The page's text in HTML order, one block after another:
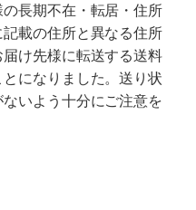
長期不在・転居・住所
載の住所と異なる住所
け先様に転送する送料
になりました。送り状
いよう十分にご注意を